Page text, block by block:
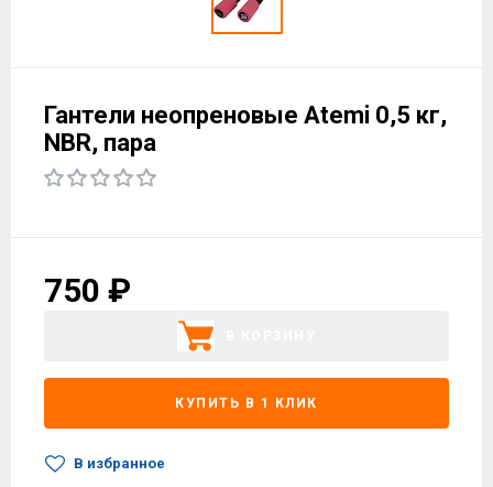
Гантели неопреновые Atemi 0,5 кг,
NBR, пара
750 ₽
КУПИТЬ В 1 КЛИК
В избранное